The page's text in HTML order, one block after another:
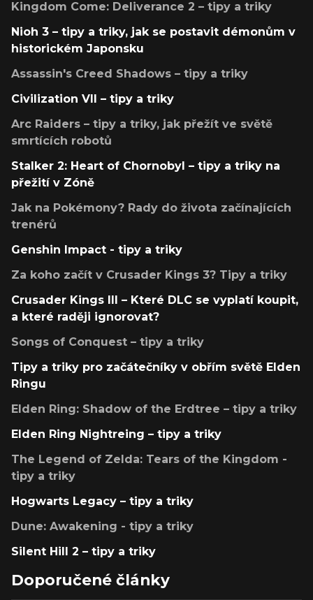
Kingdom Come: Deliverance 2 – tipy a triky
Nioh 3 – tipy a triky, jak se postavit démonům v
historickém Japonsku
Assassin's Creed Shadows – tipy a triky
Civilization VII – tipy a triky
Arc Raiders – tipy a triky, jak přežít ve světě
smrtících robotů
Stalker 2: Heart of Chornobyl – tipy a triky na
přežití v Zóně
Jak na Pokémony? Rady do života začínajících
trenérů
Genshin Impact - tipy a triky
Za koho začít v Crusader Kings 3? Tipy a triky
Crusader Kings III – Které DLC se vyplatí koupit,
a které raději ignorovat?
Songs of Conquest – tipy a triky
Tipy a triky pro začátečníky v obřím světě Elden
Ringu
Elden Ring: Shadow of the Erdtree – tipy a triky
Elden Ring Nightreing – tipy a triky
The Legend of Zelda: Tears of the Kingdom -
tipy a triky
Hogwarts Legacy – tipy a triky
Dune: Awakening - tipy a triky
Silent Hill 2 – tipy a triky
Doporučené články